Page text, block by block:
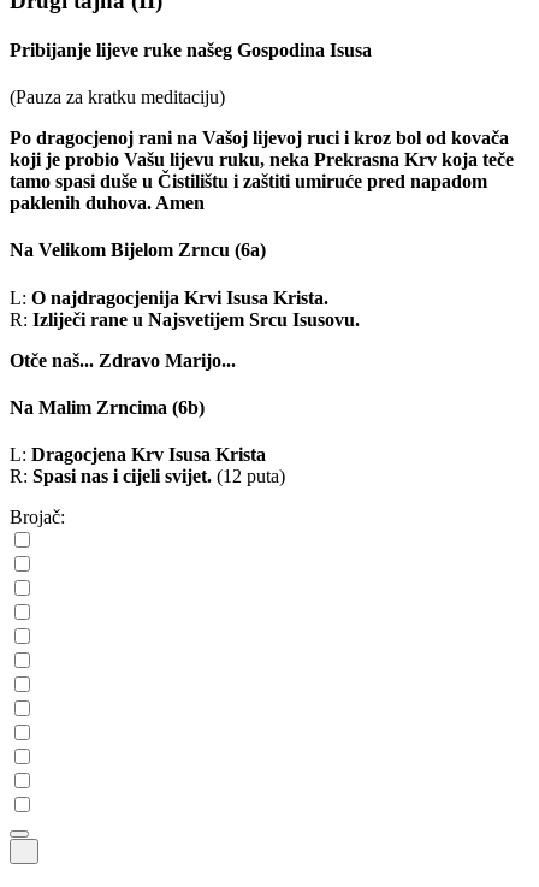
Pribijanje lijeve ruke našeg Gospodina Isusa
(Pauza za kratku meditaciju)
Po dragocjenoj rani na Vašoj lijevoj ruci i kroz bol od kovača
koji je probio Vašu lijevu ruku, neka Prekrasna Krv koja teče
tamo spasi duše u Čistilištu i zaštiti umiruće pred napadom
paklenih duhova. Amen
Na Velikom Bijelom Zrncu (6a)
L: O najdragocjenija Krvi Isusa Krista.
R: Izliječi rane u Najsvetijem Srcu Isusovu.
Otče naš... Zdravo Marijo...
Na Malim Zrncima (6b)
L: Dragocjena Krv Isusa Krista
R: Spasi nas i cijeli svijet. (12 puta)
Brojač: